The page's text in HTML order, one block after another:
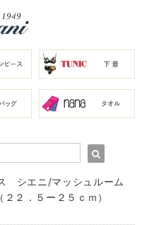
シエニ/マッシュルーム
２．５ー２５ｃｍ）